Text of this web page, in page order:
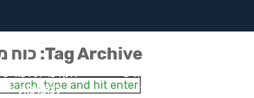
רפואת ספורט
ומחקר
אקדמיית וינגייט
למצוינות
Tag Archive: כוח מתפרץ